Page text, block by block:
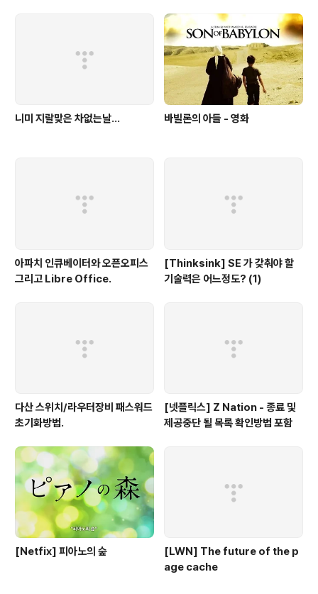
니미 지랄맞은 차없는날... 바빌론의 아들 - 영화
아파치 인큐베이터와 오픈오피스
그리고 Libre Office.
[Thinksink] SE 가 갖춰야 할
기술력은 어느정도? (1)
다산 스위치/라우터장비 패스워드
초기화방법.
[넷플릭스] Z Nation - 종료 및
제공중단 될 목록 확인방법 포함
[Netfix] 피아노의 숲
[LWN] The future of the p
age cache